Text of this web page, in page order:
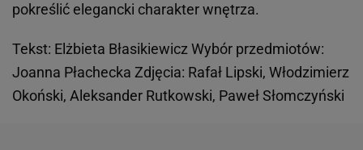
pokreślić elegancki charakter wnętrza.
Tekst: Elżbieta Błasikiewicz Wybór przedmiotów:
Joanna Płachecka Zdjęcia: Rafał Lipski, Włodzimierz
Okoński, Aleksander Rutkowski, Paweł Słomczyński